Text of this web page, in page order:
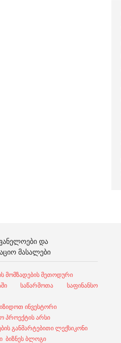
ᲓᲐ
ᲛᲐᲡᲐᲚᲔᲑᲘ
მომზადების მეთოდური
საწარმოთა საფინანსო
ინვესტორი
პროექტის არსი
განმარტებითი ლექსიკონი
ბიზნეს ბლოგი